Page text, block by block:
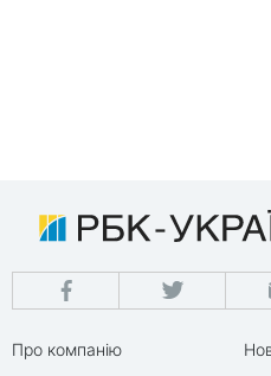
Про компанію